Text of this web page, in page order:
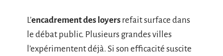
L’encadrement des loyers refait surface dans
le débat public. Plusieurs grandes villes
l’expérimentent déjà. Si son efficacité suscite